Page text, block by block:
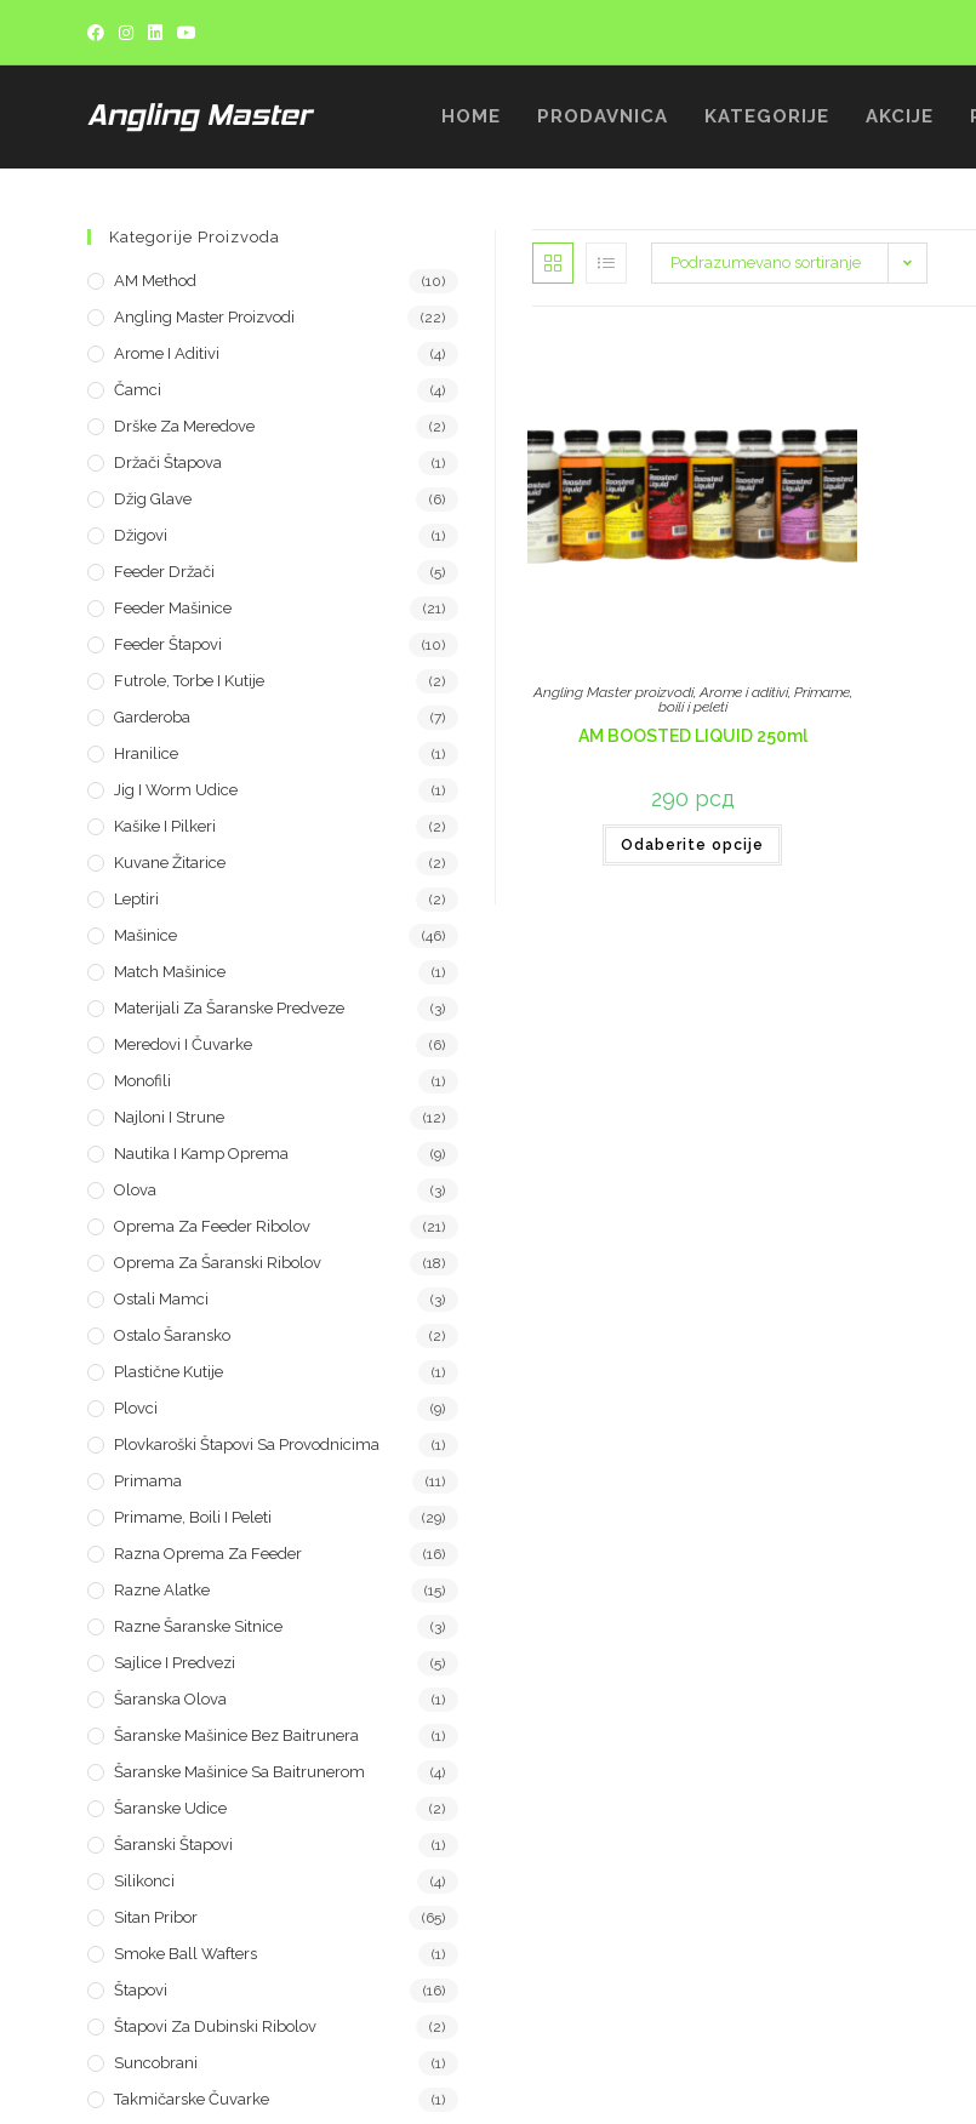
HOME PRODAVNICA KATEGORIJE AKCIJE
Podrazumevano sortiranje
Angling Master proizvodi, Arome i aditivi, Primame,
boili i peleti
AM BOOSTED LIQUID 250ml
290 рсд
Odaberite opcije
Kategorije Proizvoda
AM Method (10)
Angling Master Proizvodi (22)
Arome I Aditivi (4)
Čamci (4)
Drške Za Meredove (2)
Držači Štapova (1)
Džig Glave (6)
Džigovi (1)
Feeder Držači (5)
Feeder Mašinice (21)
Feeder Štapovi (10)
Futrole, Torbe I Kutije (2)
Garderoba (7)
Hranilice (1)
Jig I Worm Udice (1)
Kašike I Pilkeri (2)
Kuvane Žitarice (2)
Leptiri (2)
Mašinice (46)
Match Mašinice (1)
Materijali Za Šaranske Predveze (3)
Meredovi I Čuvarke (6)
Monofili (1)
Najloni I Strune (12)
Nautika I Kamp Oprema (9)
Olova (3)
Oprema Za Feeder Ribolov (21)
Oprema Za Šaranski Ribolov (18)
Ostali Mamci (3)
Ostalo Šaransko (2)
Plastične Kutije (1)
Plovci (9)
Plovkaroški Štapovi Sa Provodnicima (1)
Primama (11)
Primame, Boili I Peleti (29)
Razna Oprema Za Feeder (16)
Razne Alatke (15)
Razne Šaranske Sitnice (3)
Sajlice I Predvezi (5)
Šaranska Olova (1)
Šaranske Mašinice Bez Baitrunera (1)
Šaranske Mašinice Sa Baitrunerom (4)
Šaranske Udice (2)
Šaranski Štapovi (1)
Silikonci (4)
Sitan Pribor (65)
Smoke Ball Wafters (1)
Štapovi (16)
Štapovi Za Dubinski Ribolov (2)
Suncobrani (1)
Takmičarske Čuvarke (1)